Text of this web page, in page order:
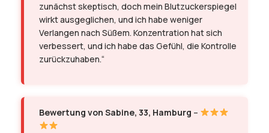
zunächst skeptisch, doch mein Blutzuckerspiegel
wirkt ausgeglichen, und ich habe weniger
Verlangen nach Süßem. Konzentration hat sich
verbessert, und ich habe das Gefühl, die Kontrolle
zurückzuhaben.“
Bewertung von Sabine, 33, Hamburg –